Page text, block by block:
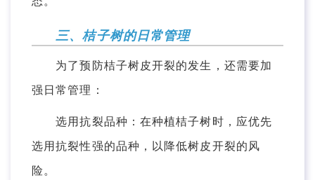
三、桔子树的日常管理
为了预防桔子树皮开裂的发生，还需要加
强日常管理：
选用抗裂品种：在种植桔子树时，应优先
选用抗裂性强的品种，以降低树皮开裂的风
险。